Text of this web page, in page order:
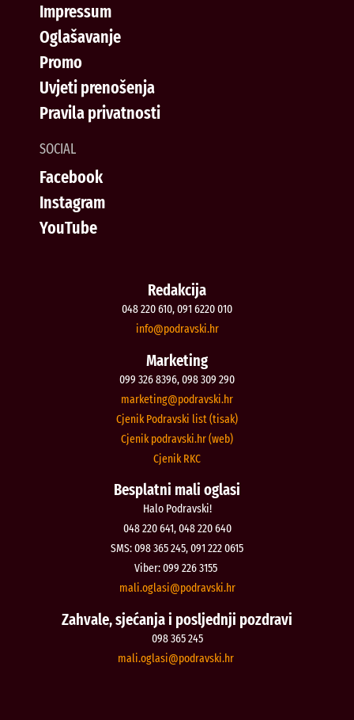
Impressum
Oglašavanje
Promo
Uvjeti prenošenja
Pravila privatnosti
SOCIAL
Facebook
Instagram
YouTube
Redakcija
048 220 610, 091 6220 010
rh.iksvardop
@ofni
Marketing
099 326 8396, 098 309 290
rh.iksvardop
@gnitekram
Cjenik Podravski list (tisak)
Cjenik podravski.hr (web)
Cjenik RKC
Besplatni mali oglasi
Halo Podravski!
048 220 641, 048 220 640
SMS: 098 365 245, 091 222 0615
Viber: 099 226 3155
rh.iksvardop
@isalgo.ilam
Zahvale, sjećanja i posljednji pozdravi
098 365 245
rh.iksvardop
@isalgo.ilam